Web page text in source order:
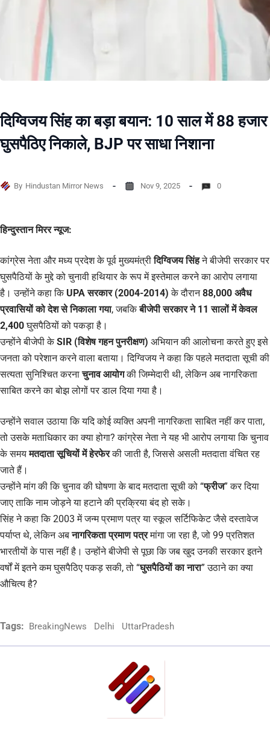
दिग्विजय सिंह का बड़ा बयान: 10 साल में 88 हजार
घुसपैठिए निकाले, BJP पर साधा निशाना
By Hindustan Mirror News Nov 9, 2025 0
हिन्दुस्तान मिरर न्यूज:
कांग्रेस नेता और मध्य प्रदेश के पूर्व मुख्यमंत्रीदिग्विजय सिंहने बीजेपी सरकार पर
घुसपैठियों के मुद्दे को चुनावी हथियार के रूप में इस्तेमाल करने का आरोप लगाया
है। उन्होंने कहा कि UPA सरकार (2004-2014) के दौरान88,000 अवैध
प्रवासियों को देश से निकाला गया, जबकिबीजेपी सरकार ने 11 सालों में केवल
2,400घुसपैठियों को पकड़ा है।
उन्होंने बीजेपी केSIR (विशेष गहन पुनरीक्षण) अभियान की आलोचना करते हुए इसे
जनता को परेशान करने वाला बताया। दिग्विजय ने कहा कि पहले मतदाता सूची की
सत्यता सुनिश्चित करनाचुनाव आयोगकी जिम्मेदारी थी, लेकिन अब नागरिकता
साबित करने का बोझ लोगों पर डाल दिया गया है।
उन्होंने सवाल उठाया कि यदि कोई व्यक्ति अपनी नागरिकता साबित नहीं कर पाता,
तो उसके मताधिकार का क्या होगा? कांग्रेस नेता ने यह भी आरोप लगाया कि चुनाव
के समयमतदाता सूचियों में हेरफेरकी जाती है, जिससे असली मतदाता वंचित रह
जाते हैं।
उन्होंने मांग की कि चुनाव की घोषणा के बाद मतदाता सूची को “फ्रीज” कर दिया
जाए ताकि नाम जोड़ने या हटाने की प्रक्रिया बंद हो सके।
सिंह ने कहा कि 2003 में जन्म प्रमाण पत्र या स्कूल सर्टिफिकेट जैसे दस्तावेज
पर्याप्त थे, लेकिन अबनागरिकता प्रमाण पत्रमांगा जा रहा है, जो 99 प्रतिशत
भारतीयों के पास नहीं है। उन्होंने बीजेपी से पूछा कि जब खुद उनकी सरकार इतने
वर्षों में इतने कम घुसपैठिए पकड़ सकी, तो “घुसपैठियों का नारा” उठाने का क्या
औचित्य है?
Tags: BreakingNews Delhi UttarPradesh